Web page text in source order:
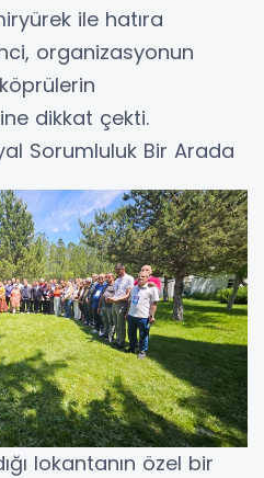
ile hatıra
organizasyonun
dikkat çekti.
Sorumluluk Bir Arada
lokantanın özel bir